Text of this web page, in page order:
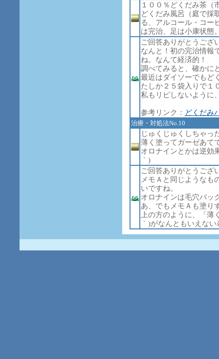
１００％どくだみ茶（
どくだみ風呂（庭で採
る、アルコール・コー
は完治、足は小康状態
ご回答ありがとうござ
なんと！初の完治情報
ね。なんて経済的！
調べてみると、確かに
最近はダイソーでもど
たしか２５袋入りで１
私もリピしないように
参考リンク： どくだみ
治療・対処法No.10
じゅくじゅくしちゃっ
薄く塗ってガーゼあて
オロナインとかは逆効
｀)
ご回答ありがとうござ
メモＡと同じようなも
いですね。
オロナインは毛穴パッ
あ、でもメモＡも塗り
上の方のように、「
｀)がなんともいえな